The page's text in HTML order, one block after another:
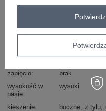
skład materiału : 95% bawełna,
sposób prania : pranie w pralce w
Kod produktu
MI-SP-2689.47
ITALY MODA
zapięcie
brak
wysokość w
pasie
wysoki
kieszenie boczne z tyłu